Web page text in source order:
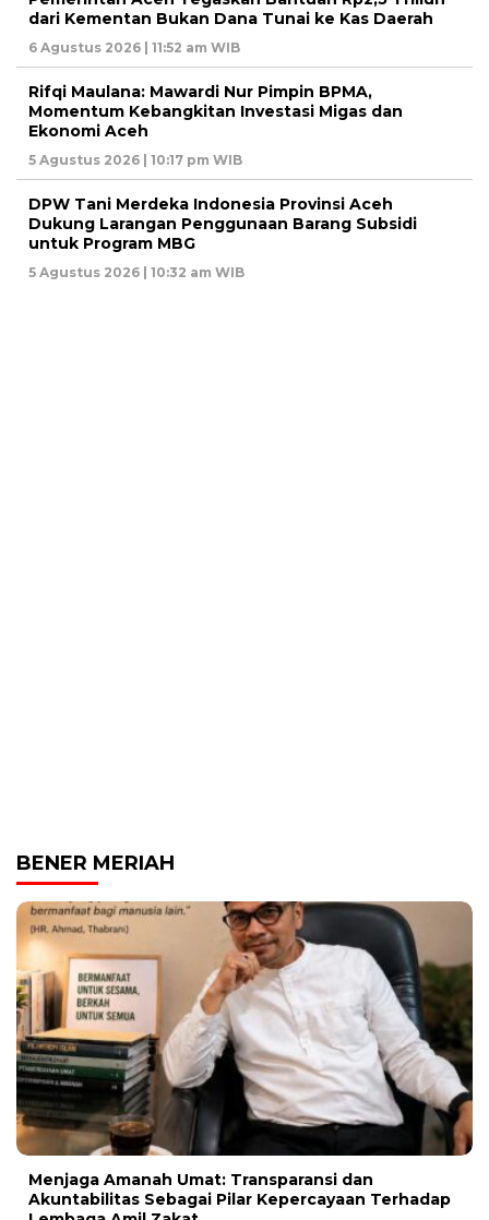
dari Kementan Bukan Dana Tunai ke Kas Daerah
6 Agustus 2026 | 11:52 am WIB
Rifqi Maulana: Mawardi Nur Pimpin BPMA,
Momentum Kebangkitan Investasi Migas dan
Ekonomi Aceh
5 Agustus 2026 | 10:17 pm WIB
DPW Tani Merdeka Indonesia Provinsi Aceh
Dukung Larangan Penggunaan Barang Subsidi
untuk Program MBG
5 Agustus 2026 | 10:32 am WIB
BENER MERIAH
Menjaga Amanah Umat: Transparansi dan
Akuntabilitas Sebagai Pilar Kepercayaan Terhadap